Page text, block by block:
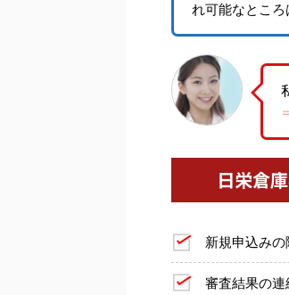
れ可能なところ
日栄倉
新規申込み
審査結果の連